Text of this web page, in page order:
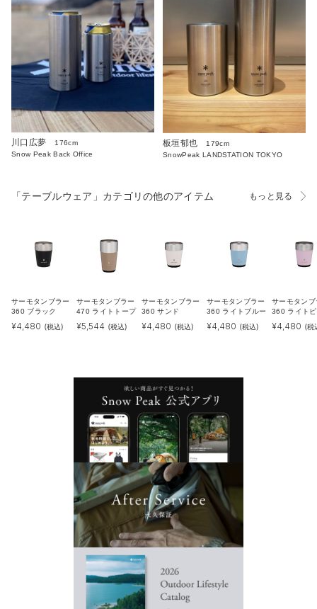
川口広夢
176cm
Snow Peak Back Office
板垣郁也
179cm
SnowPeak LANDSTATION TOKYO
「テーブルウェア」カテゴリの他のアイテム もっと見る
サーモタンブラー
360 ブラック
¥4,480 (税込)
サーモタンブラー
470 ライトトープ
¥5,544 (税込)
サーモタンブラー
360 サンド
¥4,480 (税込)
サーモタンブラー
360 ライトブルー
¥4,480 (税込)
サーモタンブ
360 ライト
¥4,480 (税